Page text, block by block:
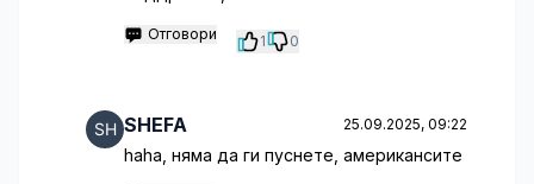
Отговори 1 0
SHEFA 25.09.2025, 09:22
haha, няма да ги пуснете, американсите